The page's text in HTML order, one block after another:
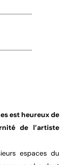
est heureux de
espaces du